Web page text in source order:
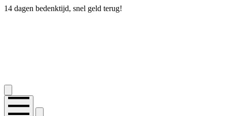
14 dagen bedenktijd, snel geld terug!